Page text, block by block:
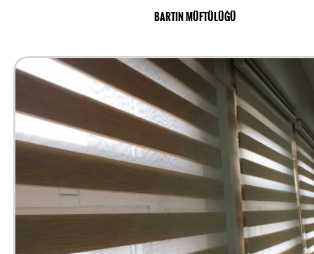
BARTIN MÜFTÜLÜĞÜ